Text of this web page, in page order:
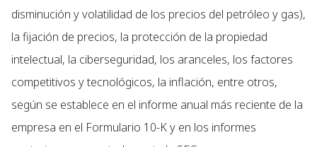
disminución y volatilidad de los precios del petróleo y gas),
la fijación de precios, la protección de la propiedad
intelectual, la ciberseguridad, los aranceles, los factores
competitivos y tecnológicos, la inflación, entre otros,
según se establece en el informe anual más reciente de la
empresa en el Formulario 10-K y en los informes